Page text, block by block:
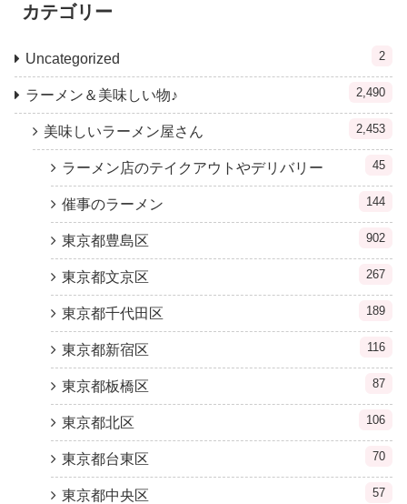
カテゴリー
Uncategorized 2
ラーメン＆美味しい物♪ 2,490
美味しいラーメン屋さん 2,453
ラーメン店のテイクアウトやデリバリー 45
催事のラーメン 144
東京都豊島区 902
東京都文京区 267
東京都千代田区 189
東京都新宿区 116
東京都板橋区 87
東京都北区 106
東京都台東区 70
東京都中央区 57